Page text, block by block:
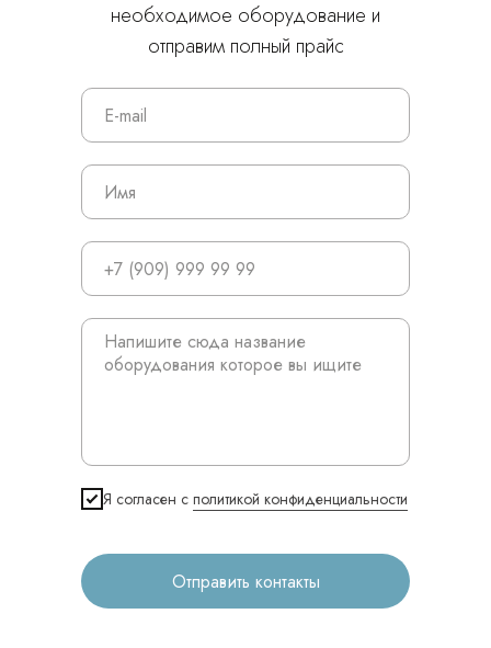
необходимое оборудование и
отправим полный прайс
Я согласен с политикой конфиденциальности
Отправить контакты
Продукция
3D печать
Лицензирование
Изготовление хирургических шаблонов
Оплата и доставка